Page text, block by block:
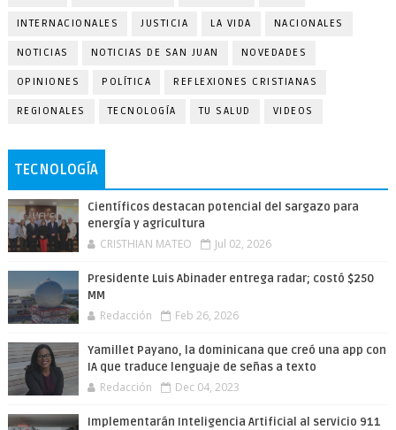
INTERNACIONALES JUSTICIA LA VIDA NACIONALES
NOTICIAS NOTICIAS DE SAN JUAN NOVEDADES
OPINIONES POLÍTICA REFLEXIONES CRISTIANAS
REGIONALES TECNOLOGÍA TU SALUD VIDEOS
TECNOLOGÍA
Científicos destacan potencial del sargazo para
energía y agricultura
CRISTHIAN MATEO Jul 02, 2026
Presidente Luis Abinader entrega radar; costó $250
MM
Redacción Feb 26, 2026
Yamillet Payano, la dominicana que creó una app con
IA que traduce lenguaje de señas a texto
Redacción Dec 04, 2023
Implementarán Inteligencia Artificial al servicio 911